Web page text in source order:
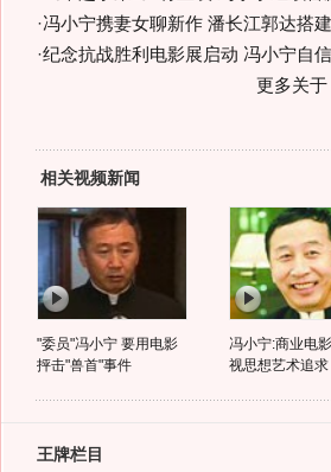
·冯小宁携妻女聊新作 潘长江郭达搭
·纪念抗战胜利电影展启动 冯小宁自
更多关于
相关视频新闻
"委员"冯小宁 要用电影
抨击"兽首"事件
冯小宁:商业电
视思想艺术追求
王牌栏目